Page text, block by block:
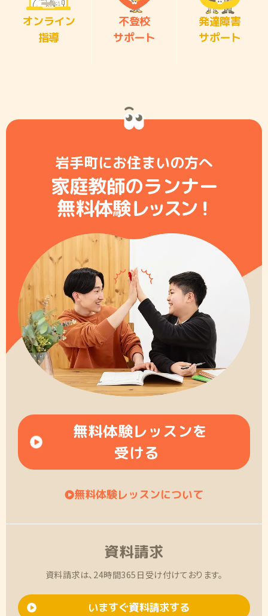
オンライン
指導
不登校
サポート
発達障害
サポート
岩手町にお住まいの方へ
家庭教師のランナー
無料体験レッスン！
無料体験レッスンを
受ける
無料体験レッスンについて
資料請求
資料請求は、24時間365日受け付けております。
いますぐ資料請求する